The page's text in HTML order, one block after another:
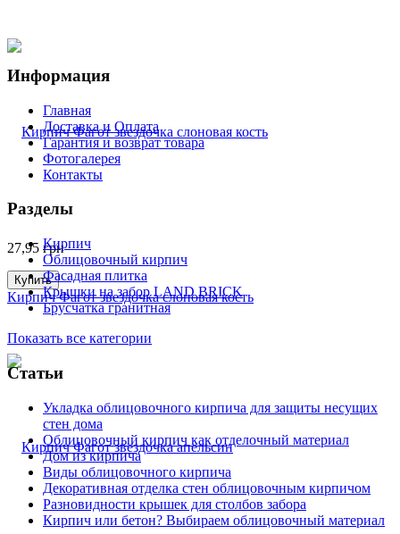
27,95 грн
Купить
Кирпич Фагот звездочка слоновая кость
Информация
Главная
Доставка и Оплата
Гарантия и возврат товара
Фотогалерея
Контакты
Разделы
Кирпич
Облицовочный кирпич
Фасадная плитка
Крышки на забор LAND BRICK
Брусчатка гранитная
Показать все категории
Статьи
Укладка облицовочного кирпича для защиты несущих
стен дома
Облицовочный кирпич как отделочный материал
Дом из кирпича
Виды облицовочного кирпича
Декоративная отделка стен облицовочным кирпичом
Разновидности крышек для столбов забора
Кирпич или бетон? Выбираем облицовочный материал